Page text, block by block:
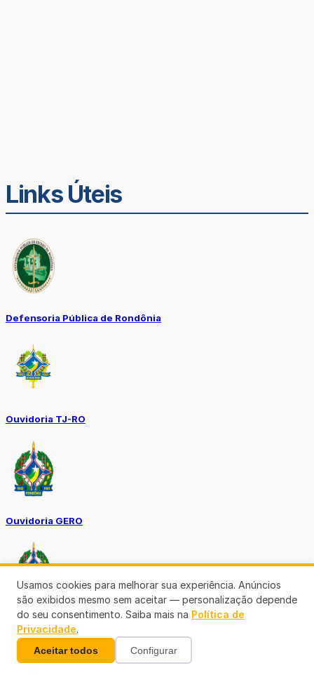
Links Úteis
Defensoria Pública de Rondônia
Ouvidoria TJ-RO
Ouvidoria GERO
Diário Oficial ALE
Usamos cookies para melhorar sua experiência. Anúncios
são exibidos mesmo sem aceitar — personalização depende
do seu consentimento. Saiba mais na Política de
Privacidade.
Aceitar todos Configurar